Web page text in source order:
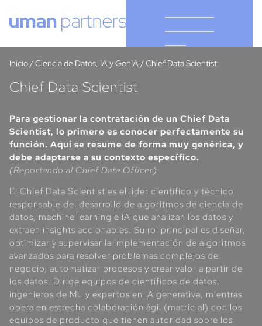
Inicio/Ciencia de Datos, IA y GenIA/Chief Data Scientist
Chief Data Scientist
Para gestionar la contratación de un Chief Data
Scientist, lo primero es conocer perfectamente su
función. Aquí se resume de forma muy genérica, y
debe adaptarse a su contexto específico.
(Reportando al Chief Data Officer)
El Chief Data Scientist es el líder científico y técnico
responsable del desarrollo de algoritmos de ciencia de
datos, machine learning e IA que analizan los datos y
extraen insights accionables. Su rol principal es diseñar,
optimizar y supervisar la implementación de algoritmos
avanzados para resolver problemas complejos de
negocio, automatizar procesos y crear valor a partir de
los datos. Dirige equipos de científicos de datos,
ingenieros de ML y expertos en IA generativa, mientras
opera en estrecha colaboración ágil (matricial) con los
equipos de producto que tienen autoridad sobre los